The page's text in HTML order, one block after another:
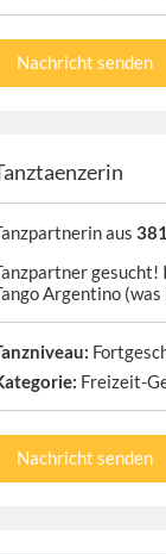
Nachricht senden
aus
gesucht!
Argentino
Freizeit-
Nachricht senden